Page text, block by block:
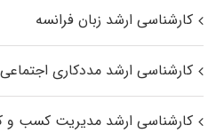
کارشناسی ارشد زبان فرانسه
کارشناسی ارشد مددکاری اجتماعی
کارشناسی ارشد مدیریت کسب و